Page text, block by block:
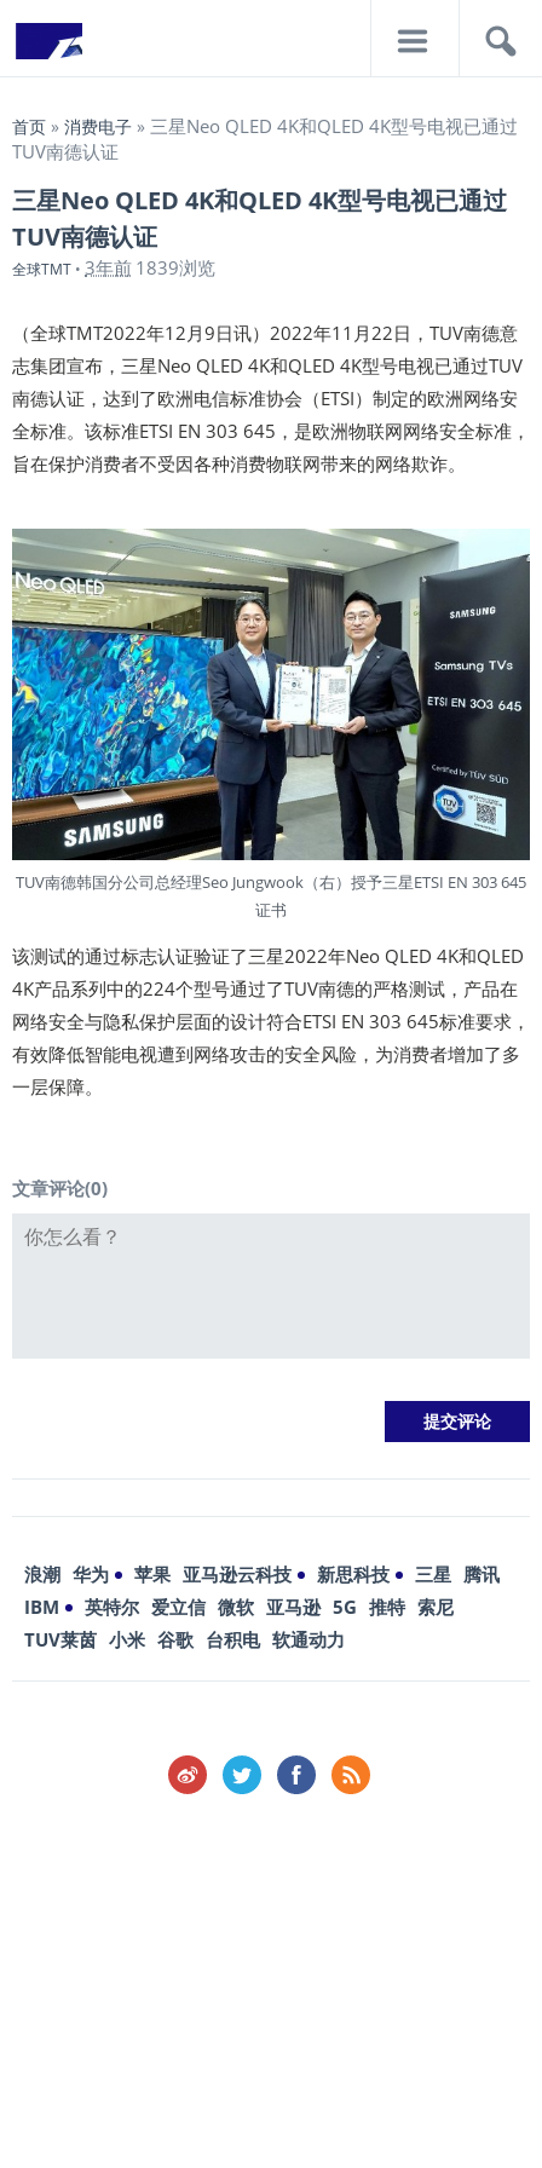
首页 » 消费电子 » 三星Neo QLED 4K和QLED 4K型号电视已通过
TUV南德认证
三星Neo QLED 4K和QLED 4K型号电视已通过
TUV南德认证
全球TMT • 3年前 1839浏览
（全球TMT2022年12月9日讯）2022年11月22日，TUV南德意
志集团宣布，三星Neo QLED 4K和QLED 4K型号电视已通过TUV
南德认证，达到了欧洲电信标准协会（ETSI）制定的欧洲网络安
全标准。该标准ETSI EN 303 645，是欧洲物联网网络安全标准，
旨在保护消费者不受因各种消费物联网带来的网络欺诈。
TUV南德韩国分公司总经理Seo Jungwook（右）授予三星ETSI EN 303 645
证书
该测试的通过标志认证验证了三星2022年Neo QLED 4K和QLED
4K产品系列中的224个型号通过了TUV南德的严格测试，产品在
网络安全与隐私保护层面的设计符合ETSI EN 303 645标准要求，
有效降低智能电视遭到网络攻击的安全风险，为消费者增加了多
一层保障。
文章评论(0)
浪潮 华为 苹果 亚马逊云科技 新思科技 三星 腾讯
IBM
英特尔 爱立信 微软 亚马逊 5G 推特 索尼
TUV莱茵 小米 谷歌 台积电 软通动力